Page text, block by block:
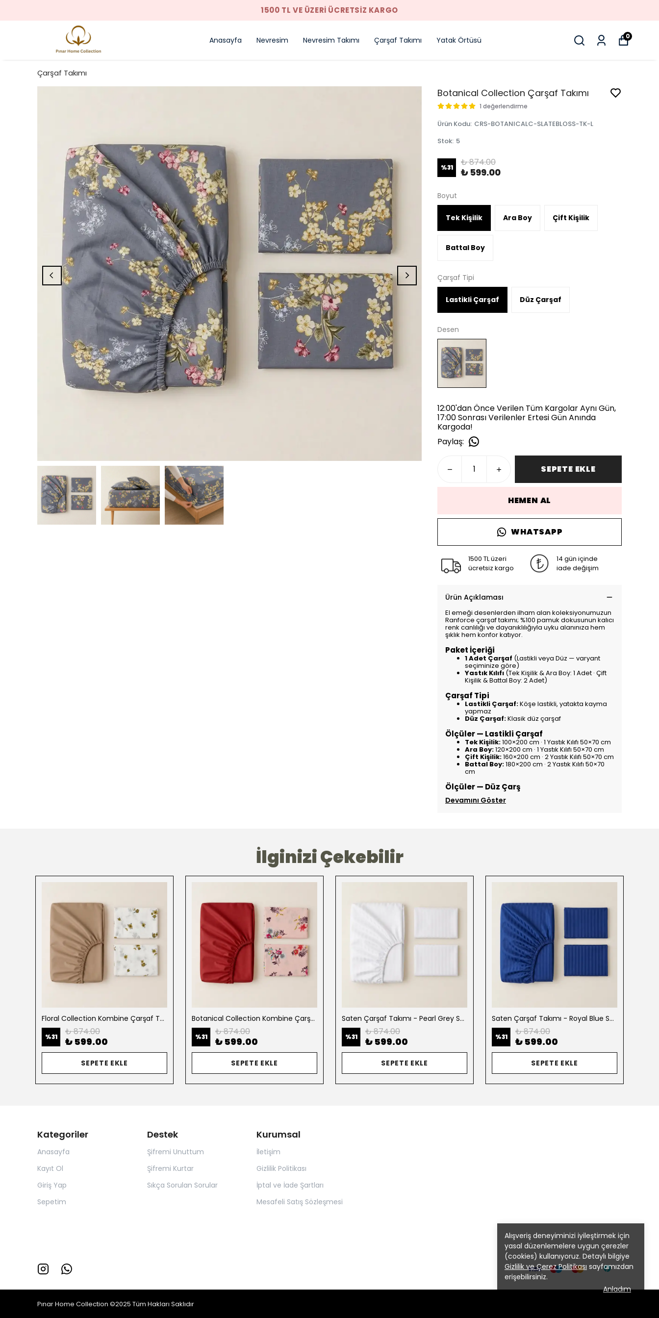
1500 TL VE ÜZERI ÜCRETSIZ KARGO
Anasayfa Nevresim Nevresim Takımı Çarşaf Takımı Yatak Örtüsü 0
Alışveriş deneyiminizi iyileştirmek için
yasal düzenlemelere uygun çerezler
(cookies) kullanıyoruz. Detaylı bilgiye
Gizlilik ve Çerez Politikası sayfamızdan
erişebilirsiniz.
Anladım
Çarşaf Takımı
Botanical Collection Çarşaf Takımı
1 değerlendirme
Ürün Kodu: CRS-BOTANICALC-SLATEBLOSS-TK-L
Stok: 5
%31 ₺ 874.00
₺ 599.00
Boyut
Tek Kişilik Ara Boy Çift Kişilik
Battal Boy
Çarşaf Tipi
Lastikli Çarşaf Düz Çarşaf
Desen
12:00'dan Önce Verilen Tüm Kargolar Aynı Gün,
17:00 Sonrası Verilenler Ertesi Gün Anında
Kargoda!
Paylaş:
SEPETE EKLE
HEMEN AL
WHATSAPP
1500 TL üzeri
ücretsiz kargo
14 gün içinde
iade değişim
Ürün Açıklaması
El emeği desenlerden ilham alan koleksiyonumuzun
Ranforce çarşaf takımı; %100 pamuk dokusunun kalıcı
renk canlılığı ve dayanıklılığıyla uyku alanınıza hem
şıklık hem konfor katıyor.
Paket İçeriği
1 Adet Çarşaf (Lastikli veya Düz — varyant
seçiminize göre)
Yastık Kılıfı (Tek Kişilik & Ara Boy: 1 Adet · Çift
Kişilik & Battal Boy: 2 Adet)
Çarşaf Tipi
Lastikli Çarşaf:Köşe lastikli, yatakta kayma
yapmaz
Düz Çarşaf:Klasik düz çarşaf
Ölçüler — Lastikli Çarşaf
Tek Kişilik:100×200 cm · 1 Yastık Kılıfı 50×70 cm
Ara Boy:120×200 cm · 1 Yastık Kılıfı 50×70 cm
Çift Kişilik:160×200 cm · 2 Yastık Kılıfı 50×70 cm
Battal Boy:180×200 cm · 2 Yastık Kılıfı 50×70
cm
Ölçüler — Düz Çarş
Devamını Göster
İlginizi Çekebilir
Floral Collection Kombine Çarşaf Takımı
%31 ₺ 874.00
₺ 599.00
SEPETE EKLE
Botanical Collection Kombine Çarşaf Takımı
%31 ₺ 874.00
₺ 599.00
SEPETE EKLE
Saten Çarşaf Takımı - Pearl Grey Saten
%31 ₺ 874.00
₺ 599.00
SEPETE EKLE
Saten Çarşaf Takımı - Royal Blue Saten
%31 ₺ 874.00
₺ 599.00
SEPETE EKLE
Kategoriler
Anasayfa
Kayıt Ol
Giriş Yap
Sepetim
Destek
Şifremi Unuttum
Şifremi Kurtar
Sıkça Sorulan Sorular
Kurumsal
İletişim
Gizlilik Politikası
İptal ve İade Şartları
Mesafeli Satış Sözleşmesi
Pınar Home Collection ©2025 Tüm Hakları Saklıdır